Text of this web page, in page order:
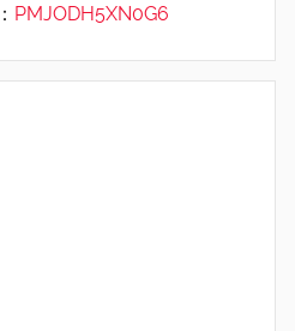
PMJODH5XN0G6